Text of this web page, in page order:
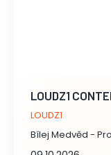
LOUDZ1
LOUDZ1
Bílej Medvěd -